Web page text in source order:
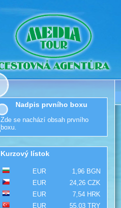
Nadpis prvního boxu
Zde se nachází obsah prvního
boxu.
Kurzový lístok
EUR
1,96 BGN
EUR
24,26 CZK
EUR
7,54 HRK
EUR
55,03 TRY